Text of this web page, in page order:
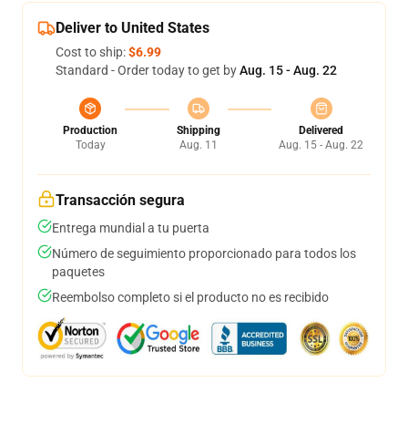
Deliver to United States
Cost to ship:$6.99
Standard - Order today to get byAug. 15 - Aug. 22
Production
Today
Shipping
Aug. 11
Delivered
Aug. 15 - Aug. 22
Transacción segura
Entrega mundial a tu puerta
Número de seguimiento proporcionado para todos los
paquetes
Reembolso completo si el producto no es recibido